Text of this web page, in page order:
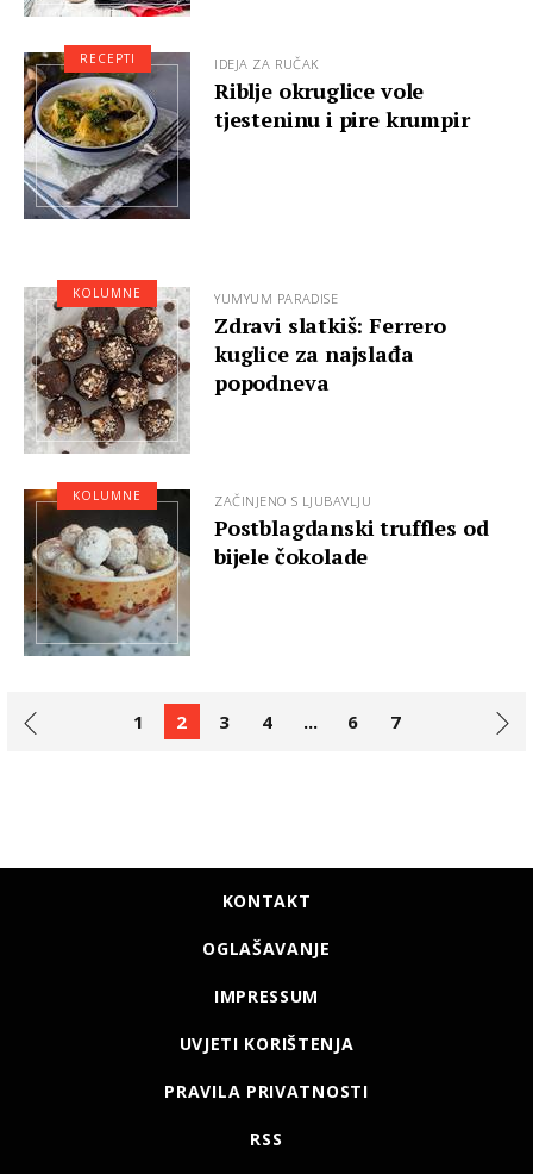
IDEJA ZA RUČAK
Riblje okruglice vole
tjesteninu i pire krumpir
RECEPTI
YUMYUM PARADISE
Zdravi slatkiš: Ferrero
kuglice za najslađa
popodneva
KOLUMNE
ZAČINJENO S LJUBAVLJU
Postblagdanski truffles od
bijele čokolade
KOLUMNE
1 2 3 4 ... 6 7
KONTAKT
OGLAŠAVANJE
IMPRESSUM
UVJETI KORIŠTENJA
PRAVILA PRIVATNOSTI
RSS